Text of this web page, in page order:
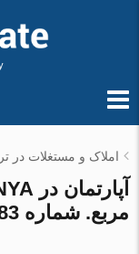
املاک و مستغلات در
مربع. شماره 179483